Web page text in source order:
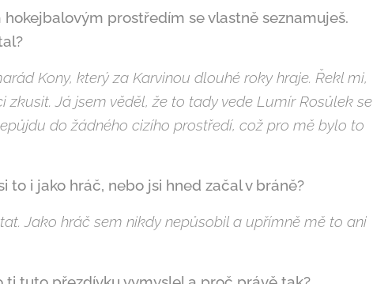
prostředím se vlastně seznamuješ.
Kony, který za Karvinou dlouhé roky hraje. Řekl mi,
Já jsem věděl, že to tady vede Lumír Rosůlek se
do žádného cizího prostředí, což pro mě bylo to
to i jako hráč, nebo jsi hned začal v bráně?
Jako hráč sem nikdy nepůsobil a upřímně mě to ani